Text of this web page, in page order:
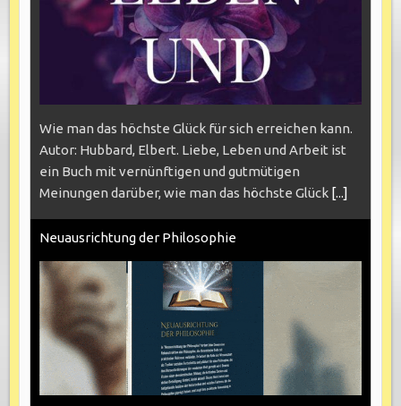
Wie man das höchste Glück für sich erreichen kann.
Autor: Hubbard, Elbert. Liebe, Leben und Arbeit ist
ein Buch mit vernünftigen und gutmütigen
Meinungen darüber, wie man das höchste Glück [...]
Neuausrichtung der Philosophie